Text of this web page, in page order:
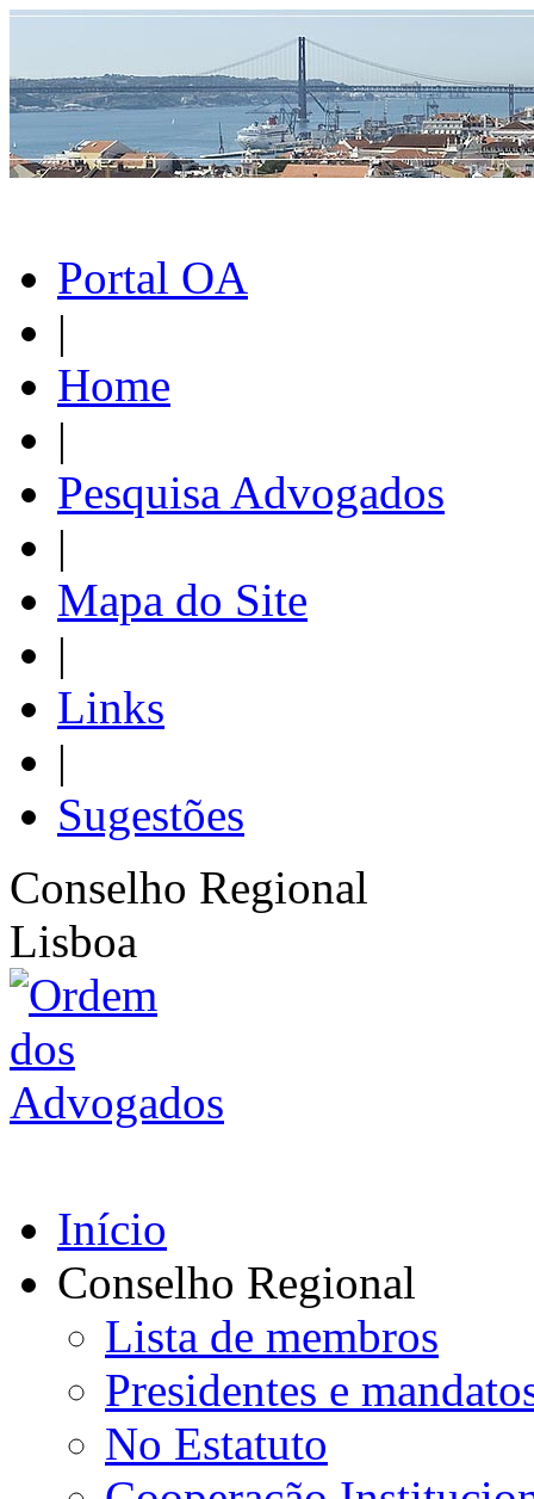
Portal OA
|
Home
|
Pesquisa Advogados
|
Mapa do Site
|
Links
|
Sugestões
Conselho Regional
Lisboa
Início
Conselho Regional
Lista de membros
Presidentes e
No Estatuto